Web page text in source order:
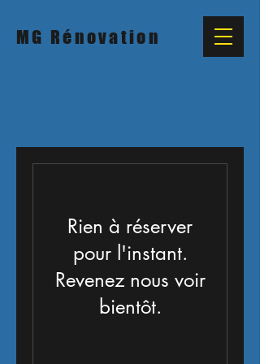
MG Rénovation
Rien à réserver
pour l'instant.
Revenez nous voir
bientôt.